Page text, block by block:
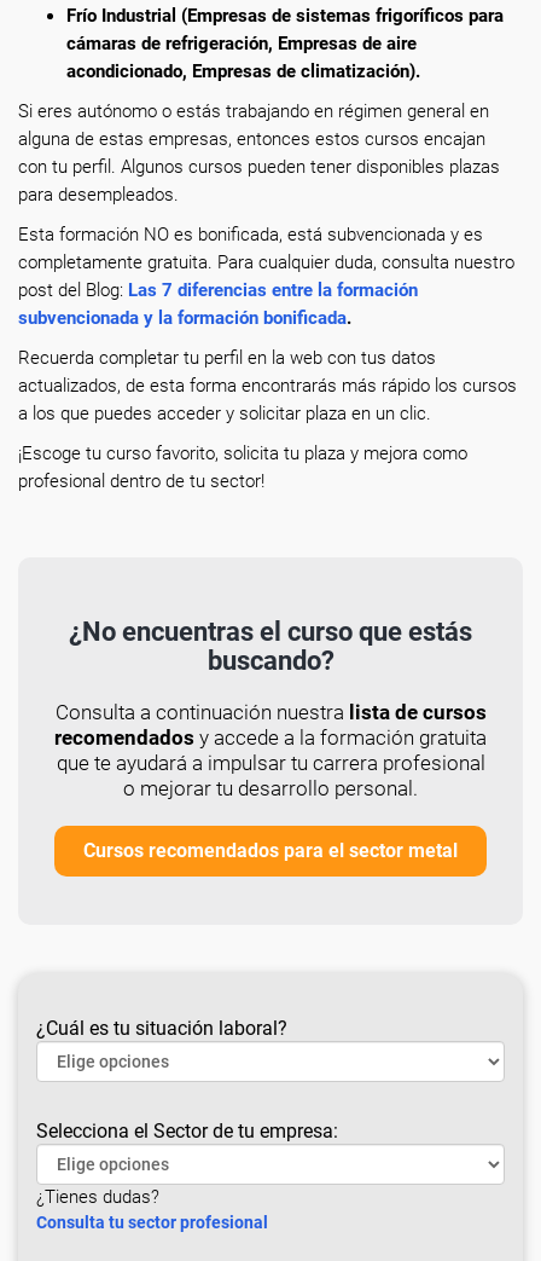
Frío Industrial (Empresas de sistemas frigoríficos para
cámaras de refrigeración, Empresas de aire
acondicionado, Empresas de climatización).
Si eres autónomo o estás trabajando en régimen general en
alguna de estas empresas, entonces estos cursos encajan
con tu perfil. Algunos cursos pueden tener disponibles plazas
para desempleados.
Esta formación NO es bonificada, está subvencionada y es
completamente gratuita. Para cualquier duda, consulta nuestro
post del Blog: Las 7 diferencias entre la formación
subvencionada y la formación bonificada.
Recuerda completar tu perfil en la web con tus datos
actualizados, de esta forma encontrarás más rápido los cursos
a los que puedes acceder y solicitar plaza en un clic.
¡Escoge tu curso favorito, solicita tu plaza y mejora como
profesional dentro de tu sector!
¿No encuentras el curso que estás
buscando?
Consulta a continuación nuestra lista de cursos
recomendados y accede a la formación gratuita
que te ayudará a impulsar tu carrera profesional
o mejorar tu desarrollo personal.
Cursos recomendados para el sector metal
¿Cuál es tu situación laboral?
Selecciona el Sector de tu empresa:
¿Tienes dudas?
Consulta tu sector profesional